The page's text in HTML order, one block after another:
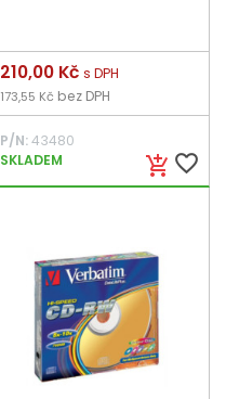
add_shopping_cart favorite_border
Cena
210,00 Kč s DPH
173,55 Kč bez DPH
P/N:43480
SKLADEM